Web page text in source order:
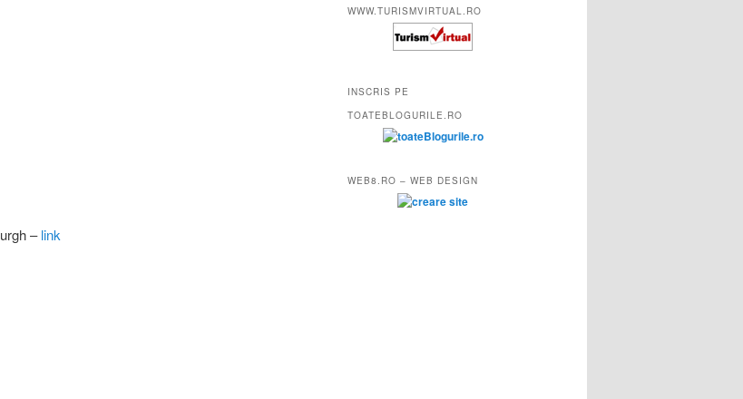
–link
WWW.TURISMVIRTUAL.RO
INSCRIS PE
TOATEBLOGURILE.RO
WEB8.RO – WEB DESIGN